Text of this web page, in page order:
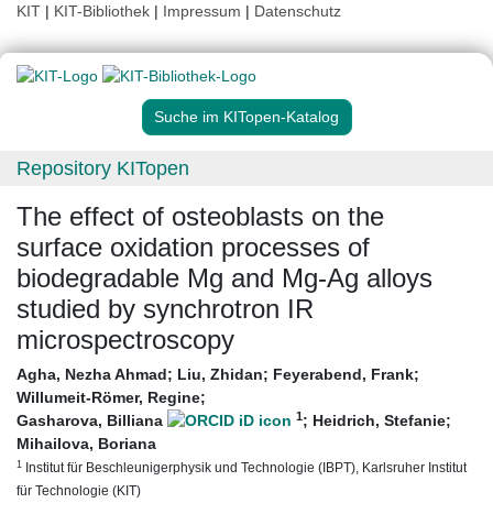
KIT | KIT-Bibliothek | Impressum | Datenschutz
Suche im KITopen-Katalog
Repository KITopen
The effect of osteoblasts on the
surface oxidation processes of
biodegradable Mg and Mg-Ag alloys
studied by synchrotron IR
microspectroscopy
Agha, Nezha Ahmad; Liu, Zhidan; Feyerabend, Frank;
Willumeit-Römer, Regine;
Gasharova, Billiana
1; Heidrich, Stefanie;
Mihailova, Boriana
1 Institut für Beschleunigerphysik und Technologie (IBPT), Karlsruher Institut
für Technologie (KIT)